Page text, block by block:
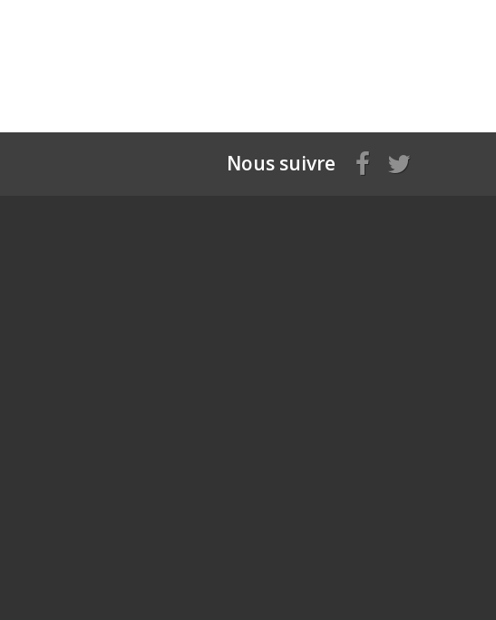
Nous suivre